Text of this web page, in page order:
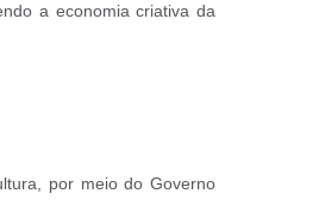
a economia criativa da
por meio do Governo